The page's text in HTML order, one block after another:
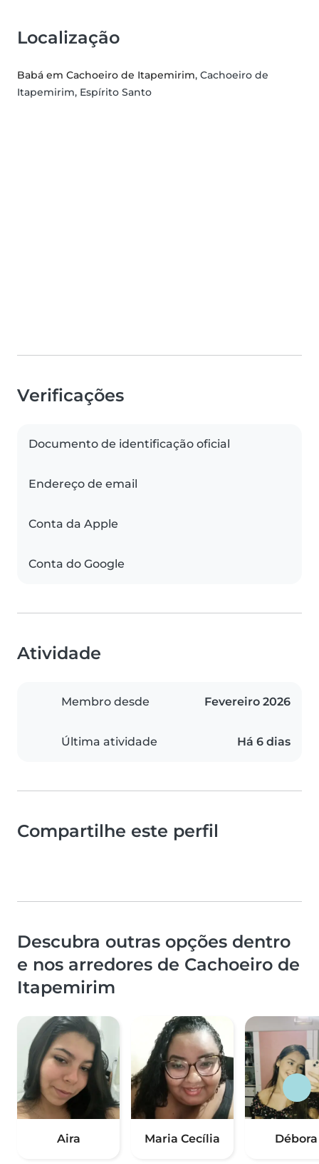
Localização
Babá em Cachoeiro de Itapemirim, Cachoeiro de
Itapemirim, Espírito Santo
Verificações
Documento de identificação oficial
Endereço de email
Conta da Apple
Conta do Google
Atividade
Membro desde Fevereiro 2026
Última atividade Há 6 dias
Compartilhe este perfil
Descubra outras opções dentro
e nos arredores de Cachoeiro de
Itapemirim
Aira Maria Cecília Débora